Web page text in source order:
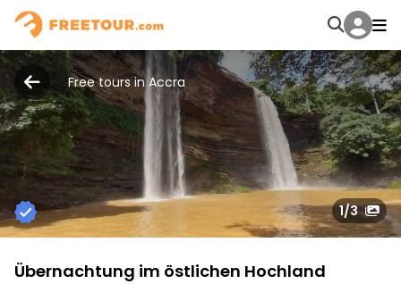
Free tours in Accra
1/3
Übernachtung im östlichen Hochland